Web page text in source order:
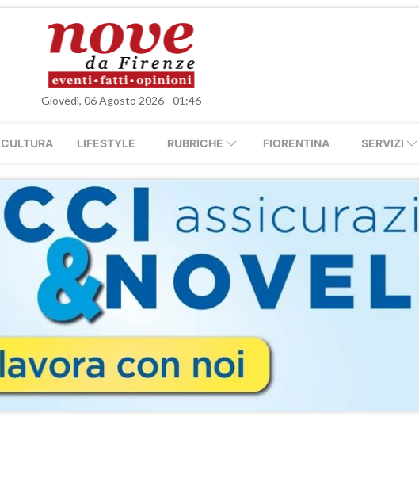
Giovedì, 06 Agosto 2026 - 01:46
CULTURA LIFESTYLE RUBRICHE FIORENTINA SERVIZI